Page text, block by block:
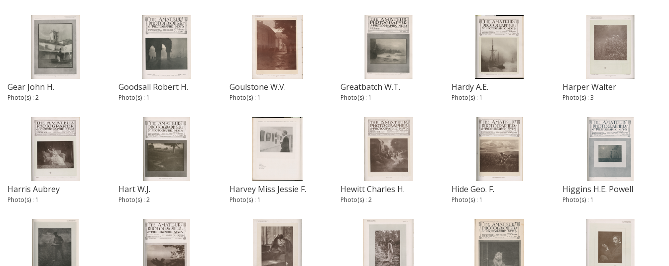
Gear John H.
Photo(s) : 2
Goodsall Robert H.
Photo(s) : 1
Goulstone W.V.
Photo(s) : 1
Greatbatch W.T.
Photo(s) : 1
Hardy A.E.
Photo(s) : 1
Harper Walter
Photo(s) : 3
Harris Aubrey
Photo(s) : 1
Hart W.J.
Photo(s) : 2
Harvey Miss Jessie F.
Photo(s) : 1
Hewitt Charles H.
Photo(s) : 2
Hide Geo. F.
Photo(s) : 1
Higgins H.E. Powell
Photo(s) : 1